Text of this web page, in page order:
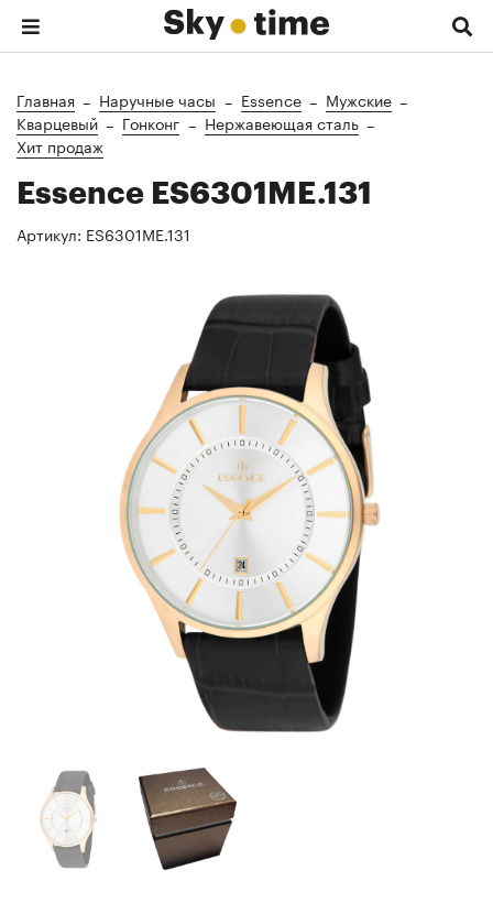
Главная Наручные часы Essence
Мужские
Кварцевый
Гонконг
Нержавеющая сталь
Хит продаж
Essence ES6301ME.131
Артикул: ES6301ME.131